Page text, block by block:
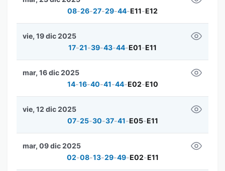
08-26-27-29-44-E11-E12
17-21-39-43-44-E01-E11
vie, 19 dic 2025
14-16-40-41-44-E02-E10
mar, 16 dic 2025
07-25-30-37-41-E05-E11
vie, 12 dic 2025
02-08-13-29-49-E02-E11
mar, 09 dic 2025